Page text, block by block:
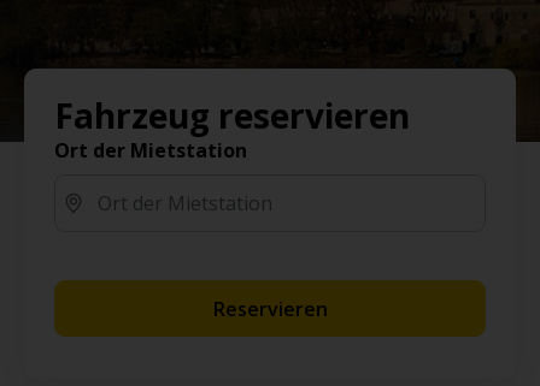
Fahrzeug reservieren
Ort der Mietstation
Reservieren